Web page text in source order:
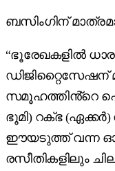
ബസിംഗിന്
“ഭൂരേഖകളിൽ
സമൂഹത്തിൻ്റെ
ഭൂമി) റക്ഭ
ഈയടുത്ത് വന്ന
രസീതികളിലും